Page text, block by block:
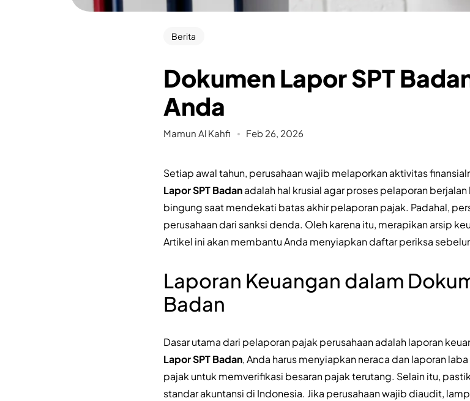
Berita
Dokumen Lapor SPT
Anda
Mamun Al Kahfi Feb 26, 2026
Setiap awal tahun, perusahaan wajib melaporkan aktivitas
Lapor SPT Badanadalah hal krusial agar proses pelaporan
bingung saat mendekati batas akhir pelaporan pajak. Padahal,
perusahaan dari sanksi denda. Oleh karena itu, merapikan arsip
Artikel ini akan membantu Anda menyiapkan daftar periksa
Laporan Keuangan dalam
Badan
Dasar utama dari pelaporan pajak perusahaan adalah laporan
Lapor SPT Badan, Anda harus menyiapkan neraca dan laporan
pajak untuk memverifikasi besaran pajak terutang. Selain itu,
standar akuntansi di Indonesia. Jika perusahaan wajib diaudit,